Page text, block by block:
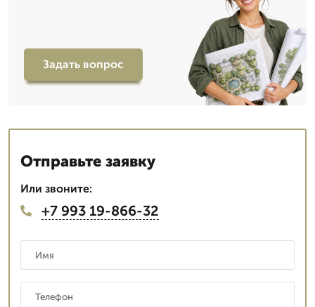
Задать вопрос
Отправьте заявку
Или звоните:
+7 993 19-866-32